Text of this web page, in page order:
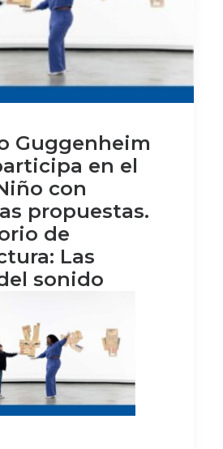
Guggenheim
en el
con
propuestas.
de
Las
sonido